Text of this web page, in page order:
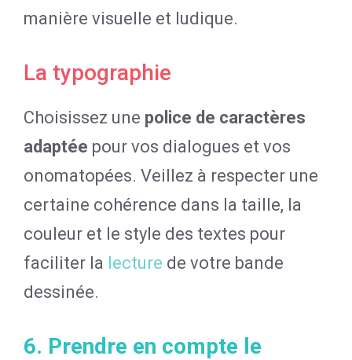
manière visuelle et ludique.
La typographie
Choisissez une police de caractères
adaptée pour vos dialogues et vos
onomatopées. Veillez à respecter une
certaine cohérence dans la taille, la
couleur et le style des textes pour
faciliter la lecture de votre bande
dessinée.
6. Prendre en compte le